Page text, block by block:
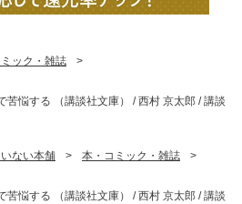
ック・雑誌
>
苦悩する （講談社文庫） / 西村 京太郎 / 講談
ない本舗 > 本・コミック・雑誌
>
苦悩する （講談社文庫） / 西村 京太郎 / 講談